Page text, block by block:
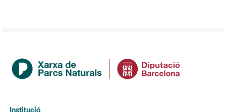
Institució
Gerència de Serveis d'Espais Naturals